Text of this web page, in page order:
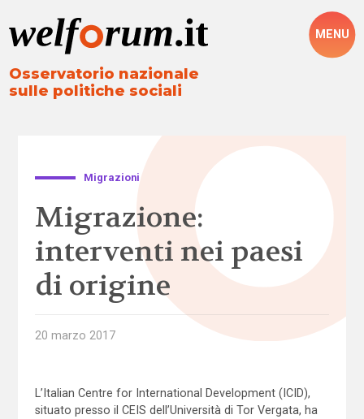
Osservatorio nazionale
sulle politiche sociali
MENU
Migrazioni
Migrazione:
interventi nei paesi
di origine
20 marzo 2017
L’Italian Centre for International Development (ICID),
situato presso il CEIS dell’Università di Tor Vergata, ha